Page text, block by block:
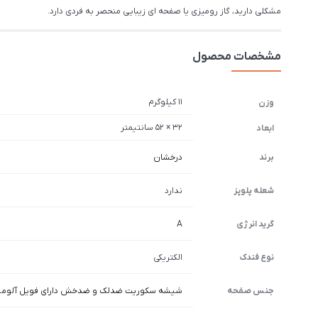
مشکلی دارید، گاز رومیزی یا صفحه ای زیبایی منحصر به فردی دارد.
مشخصات محصول
وزن 11 کیلوگرم
ابعاد 32 × 52 سانتیمتر
برند درخشان
شعله پلوپز ندارد
گرید انرژی A
نوع فندک الکتریکی
جنس صفحه شیشه سکوریت ضدلک و ضدخش دارای فویل